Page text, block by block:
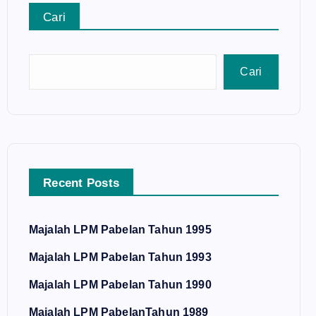
Cari
Cari
Recent Posts
Majalah LPM Pabelan Tahun 1995
Majalah LPM Pabelan Tahun 1993
Majalah LPM Pabelan Tahun 1990
Majalah LPM PabelanTahun 1989